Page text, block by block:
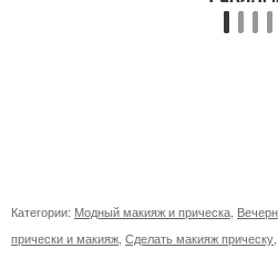
Категории: Модный макияж и прическа
прически и макияж Сделать макияж прическу